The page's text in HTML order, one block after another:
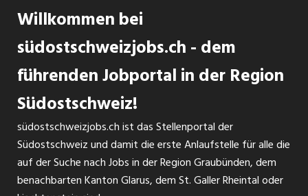
Willkommen bei
südostschweizjobs.ch - dem
führenden Jobportal in der Region
Südostschweiz!
südostschweizjobs.ch ist das Stellenportal der
Südostschweiz und damit die erste Anlaufstelle für alle die
auf der Suche nach Jobs in der Region Graubünden, dem
benachbarten Kanton Glarus, dem St. Galler Rheintal oder